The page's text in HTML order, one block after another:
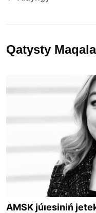
Qatysty
AMSK júıesiniń